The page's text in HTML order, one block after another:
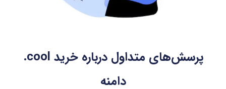
.cool
دامنه